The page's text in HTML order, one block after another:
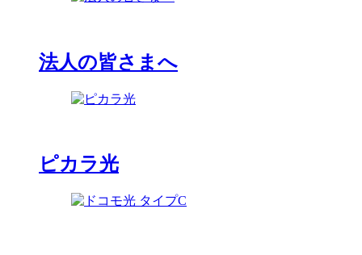
法人の皆さまへ
ピカラ光